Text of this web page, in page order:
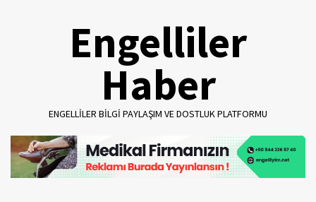
Engelliler
Haber
ENGELLILER BILGI PAYLAŞIM VE DOSTLUK PLATFORMU